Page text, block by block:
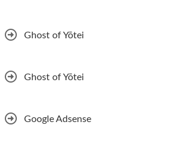
Ghost of Yōtei
Ghost of Yōtei
Google Adsense